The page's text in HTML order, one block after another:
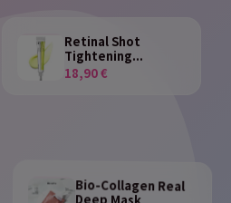
Retinal Shot
Tightening...
18,90 €
Bio-Collagen Real